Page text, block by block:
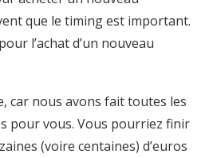
que le timing est important.
l’achat d’un nouveau
car nous avons fait toutes les
pour vous. Vous pourriez finir
(voire centaines) d’euros